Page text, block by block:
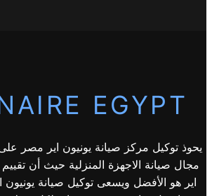
EGYPT
يحوذ توكيل مركز صيانة يونيون اير مصر على
مجال صيانة الاجهزة المنزلية حيث أن
اير هو الأفضل ويسعى توكيل صيانة